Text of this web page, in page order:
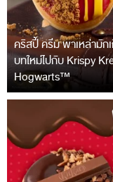
คริสปี้ ครีม พาเหล่ามัก
บทใหม่ไปกับ Krispy
Hogwarts™